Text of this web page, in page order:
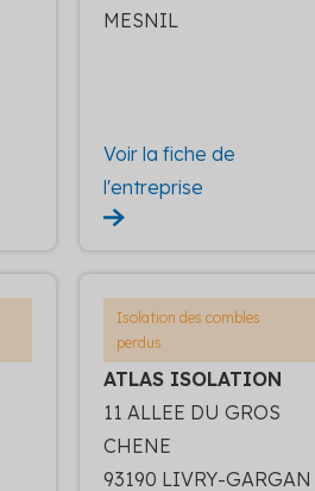
MESNIL
Voir la fiche de
l'entreprise
Isolation des combles
perdus
ATLAS ISOLATION
11 ALLEE DU GROS
CHENE
93190 LIVRY-GARGAN